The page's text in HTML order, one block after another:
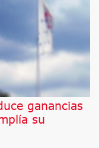
ganancias
su